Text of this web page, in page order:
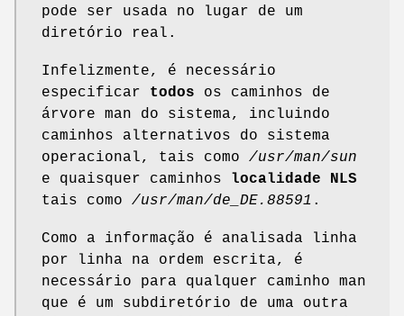
pode ser usada no lugar de um
diretório real.
Infelizmente, é necessário
especificar todos os caminhos de
árvore man do sistema, incluindo
caminhos alternativos do sistema
operacional, tais como /usr/man/sun
e quaisquer caminhos
localidade NLS
tais como /usr/man/de_DE.88591 .
Como a informação é analisada linha
por linha na ordem escrita, é
necessário para qualquer caminho man
que é um subdiretório de uma outra